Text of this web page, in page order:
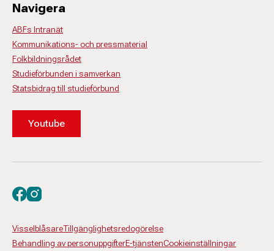
Navigera
ABFs Intranät
Kommunikations- och pressmaterial
Folkbildningsrådet
Studieförbunden i samverkan
Statsbidrag till studieförbund
Youtube
VisselblåsareTillgänglighetsredogörelse
Behandling av personuppgifterE-tjänstenCookieinställningar
Besök oss på facebook
Besök oss på instagram